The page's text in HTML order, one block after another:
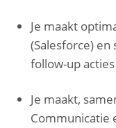
Je maakt
(Salesforce)
follow-up
Je maakt,
Communicatie